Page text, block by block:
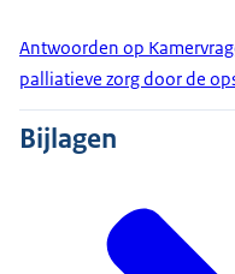
Antwoorden op
palliatieve zorg door de
Bijlagen